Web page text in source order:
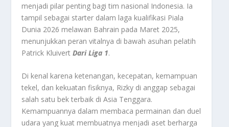
menjadi pilar penting bagi tim nasional Indonesia. Ia
tampil sebagai starter dalam laga kualifikasi Piala
Dunia 2026 melawan Bahrain pada Maret 2025,
menunjukkan peran vitalnya di bawah asuhan pelatih
Patrick Kluivert Dari Liga 1.
Di kenal karena ketenangan, kecepatan, kemampuan
tekel, dan kekuatan fisiknya, Rizky di anggap sebagai
salah satu bek terbaik di Asia Tenggara.
Kemampuannya dalam membaca permainan dan duel
udara yang kuat membuatnya menjadi aset berharga